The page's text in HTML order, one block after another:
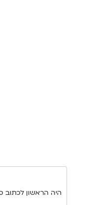
היה הראשון לכתוב